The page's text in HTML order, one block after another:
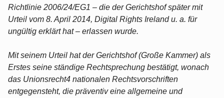
Richtlinie 2006/24/EG1 – die der Gerichtshof später mit
Urteil vom 8. April 2014, Digital Rights Ireland u. a. für
ungültig erklärt hat – erlassen wurde.
Mit seinem Urteil hat der Gerichtshof (Große Kammer) als
Erstes seine ständige Rechtsprechung bestätigt, wonach
das Unionsrecht4 nationalen Rechtsvorschriften
entgegensteht, die präventiv eine allgemeine und